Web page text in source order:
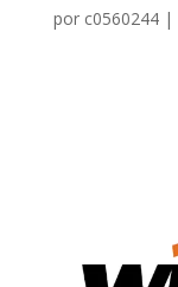
por c0560244|